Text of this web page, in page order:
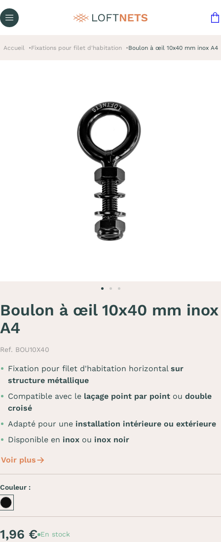
Accueil Fixations pour filet d'habitation Boulon à œil 10x40 mm inox A4
Boulon à œil 10x40 mm inox
A4
Ref. BOU10X40
Fixation pour filet d'habitation horizontal sur
structure métallique
Compatible avec le laçage point par point ou double
croisé
Adapté pour une installation intérieure ou extérieure
Disponible en inox ou inox noir
Voir plus
Couleur :
Inox noir
1,96 € En stock